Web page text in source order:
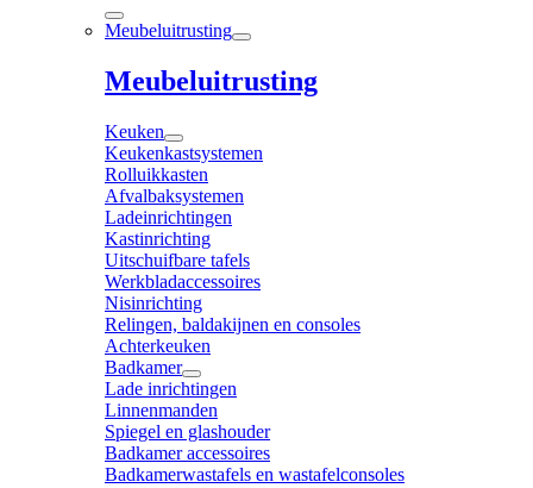
Meubeluitrusting
Meubeluitrusting
Keuken
Keukenkastsystemen
Rolluikkasten
Afvalbaksystemen
Ladeinrichtingen
Kastinrichting
Uitschuifbare tafels
Werkbladaccessoires
Nisinrichting
Relingen, baldakijnen en consoles
Achterkeuken
Badkamer
Lade inrichtingen
Linnenmanden
Spiegel en glashouder
Badkamer accessoires
Badkamerwastafels en wastafelconsoles